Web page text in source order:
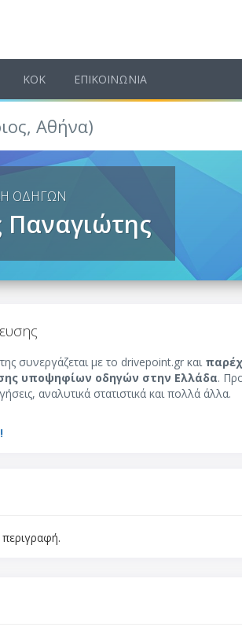
ΚΟΚ ΕΠΙΚΟΙΝΩΝΙΑ
Αθήνα)
ΟΔΗΓΩΝ
Παναγιώτης
συνεργάζεται με το drivepoint.gr και
υποψηφίων οδηγών στην Ελλάδα.
αναλυτικά στατιστικά και πολλά άλλα.